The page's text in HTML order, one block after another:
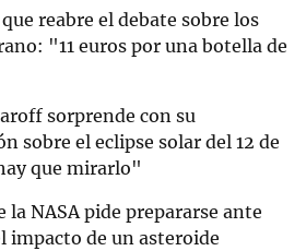
reabre el debate sobre los
"11 euros por una botella de
sorprende con su
sobre el eclipse solar del 12 de
que mirarlo"
la NASA pide prepararse ante
impacto de un asteroide